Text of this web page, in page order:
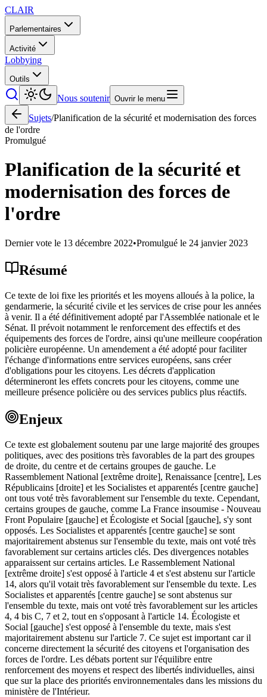
CLAIR
Parlementaires
Activité
Lobbying
Outils
Nous soutenir Ouvrir le menu
Sujets/Planification de la sécurité et modernisation des forces
de l'ordre
Promulgué
Planification de la sécurité et
modernisation des forces de
l'ordre
Dernier vote le 13 décembre 2022•Promulgué le 24 janvier 2023
Résumé
Ce texte de loi fixe les priorités et les moyens alloués à la police, la
gendarmerie, la sécurité civile et les services de crise pour les années
à venir. Il a été définitivement adopté par l'Assemblée nationale et le
Sénat. Il prévoit notamment le renforcement des effectifs et des
équipements des forces de l'ordre, ainsi qu'une meilleure coopération
policière européenne. Un amendement a été adopté pour faciliter
l'échange d'informations entre services européens, sans créer
d'obligations pour les citoyens. Les décrets d'application
détermineront les effets concrets pour les citoyens, comme une
meilleure présence policière ou des services publics plus réactifs.
Enjeux
Ce texte est globalement soutenu par une large majorité des groupes
politiques, avec des positions très favorables de la part des groupes
de droite, du centre et de certains groupes de gauche. Le
Rassemblement National [extrême droite], Renaissance [centre], Les
Républicains [droite] et les Socialistes et apparentés [centre gauche]
ont tous voté très favorablement sur l'ensemble du texte. Cependant,
certains groupes de gauche, comme La France insoumise - Nouveau
Front Populaire [gauche] et Écologiste et Social [gauche], s'y sont
opposés. Les Socialistes et apparentés [centre gauche] se sont
majoritairement abstenus sur l'ensemble du texte, mais ont voté très
favorablement sur certains articles clés. Des divergences notables
apparaissent sur certains articles. Le Rassemblement National
[extrême droite] s'est opposé à l'article 4 et s'est abstenu sur l'article
14, alors qu'il votait très favorablement sur l'ensemble du texte. Les
Socialistes et apparentés [centre gauche] se sont abstenus sur
l'ensemble du texte, mais ont voté très favorablement sur les articles
4, 4 bis C, 7 et 2, tout en s'opposant à l'article 14. Écologiste et
Social [gauche] s'est opposé à l'ensemble du texte, mais s'est
majoritairement abstenu sur l'article 7. Ce sujet est important car il
concerne directement la sécurité des citoyens et l'organisation des
forces de l'ordre. Les débats portent sur l'équilibre entre
renforcement des moyens et respect des libertés individuelles, ainsi
que sur la place des priorités environnementales dans les missions du
ministère de l'Intérieur.